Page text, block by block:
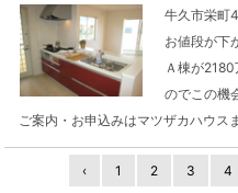
牛久市栄町
お値段が下
Ａ棟が
のでこの機
ご案内・お申込みはマツザカハウス
‹ 1 2 3 4